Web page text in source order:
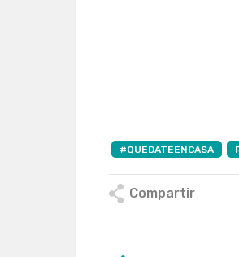
#QUEDATEENCASA
Compartir